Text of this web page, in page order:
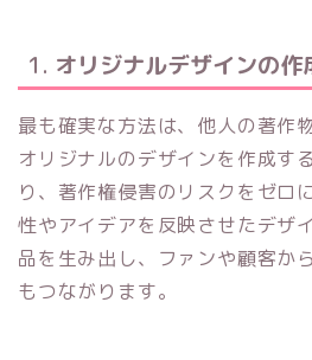
1. オリジナルデザインの作
最も確実な方法は、他人の著作
オリジナルのデザインを作成す
り、著作権侵害のリスクをゼロ
性やアイデアを反映させたデザ
品を生み出し、ファンや顧客か
もつながります。